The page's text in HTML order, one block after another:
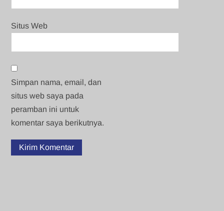
Situs Web
Simpan nama, email, dan
situs web saya pada
peramban ini untuk
komentar saya berikutnya.